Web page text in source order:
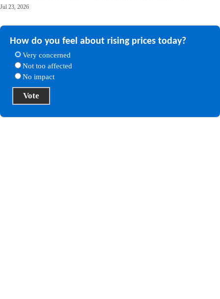
Jul 23, 2026
How do you feel about rising prices today?
Very concerned
Not too affected
No impact